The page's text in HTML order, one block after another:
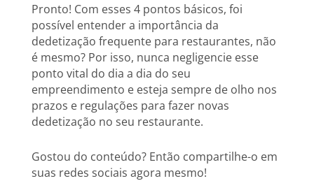
Pronto! Com esses 4 pontos básicos, foi
possível entender a importância da
dedetização frequente para restaurantes, não
é mesmo? Por isso, nunca negligencie esse
ponto vital do dia a dia do seu
empreendimento e esteja sempre de olho nos
prazos e regulações para fazer novas
dedetização no seu restaurante.
Gostou do conteúdo? Então compartilhe-o em
suas redes sociais agora mesmo!